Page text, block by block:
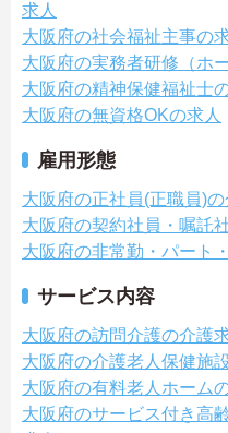
求人
大阪府の社会福祉主事の
大阪府の実務者研修（ホ
大阪府の精神保健福祉士
大阪府の無資格OKの求人
雇用形態
大阪府の正社員(正職員)の
大阪府の契約社員・嘱託
大阪府の非常勤・パート
サービス内容
大阪府の訪問介護の介護
大阪府の介護老人保健施
大阪府の有料老人ホーム
大阪府のサービス付き高